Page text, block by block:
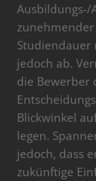
Studiendauer
jedoch ab.
die Bewerber
Blickwinkel
legen.
jedoch, dass
zukünftige